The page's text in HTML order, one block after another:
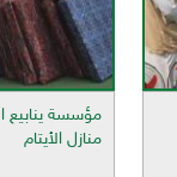
مؤسسة ينابيع
منازل الأيتام